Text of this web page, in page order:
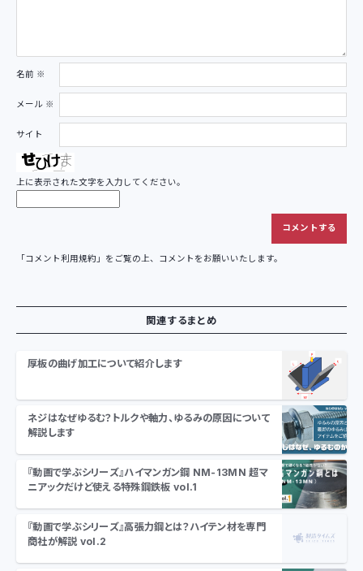
名前 ※
メール ※
サイト
上に表示された文字を入力してください。
「コメント利用規約 」をご覧の上、コメントをお願いいたします。
関連するまとめ
厚板の曲げ加工について紹介します
ネジはなぜゆるむ？トルクや軸力、ゆるみの原因について
解説します
『動画で学ぶシリーズ』ハイマンガン鋼 NM-13MN 超マ
ニアックだけど使える特殊鋼鉄板 vol.1
『動画で学ぶシリーズ』高張力鋼とは？ハイテン材を専門
商社が解説 vol.2